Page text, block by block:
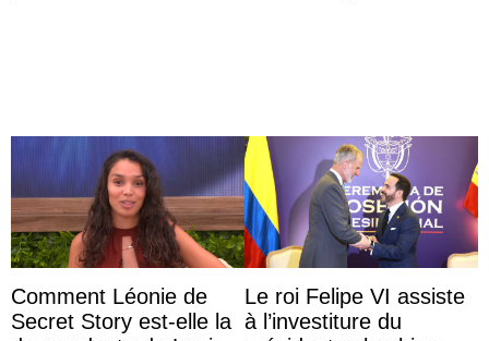
Comment Léonie de
Secret Story est-elle la
Le roi Felipe VI assiste
à l’investiture du